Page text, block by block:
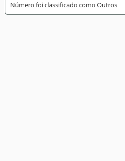
Número foi classificado como Outros